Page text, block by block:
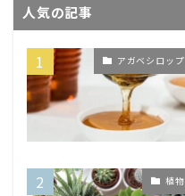
人気の記事
アガベシロップ
植物